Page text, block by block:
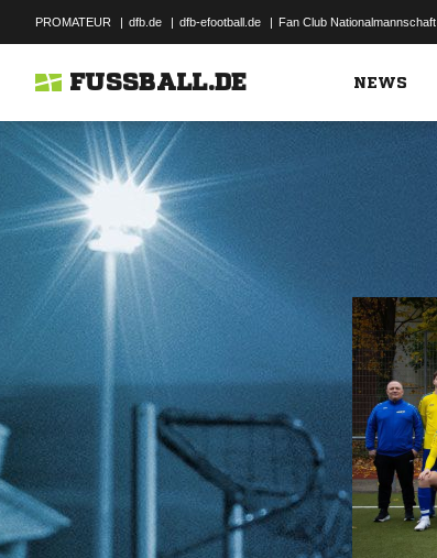
PROMATEUR | dfb.de | dfb-efootball.de | Fan Club Nationalmannschaft
FUSSBALL.DE NEWS